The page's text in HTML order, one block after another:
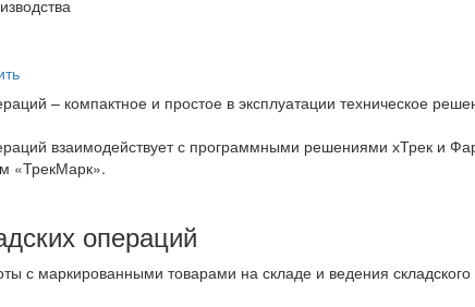
– компактное и простое в эксплуатации техническое
взаимодействует с программными решениями хТрек и
«ТрекМарк».
операций
с маркированными товарами на складе и ведения складского